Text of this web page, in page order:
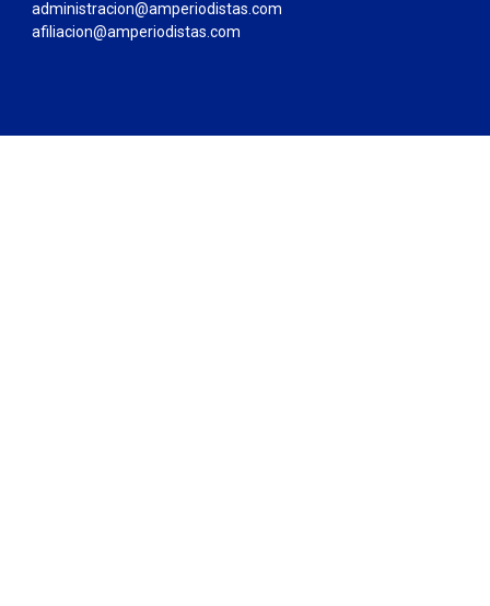
administracion@amperiodistas.com
afiliacion@amperiodistas.com